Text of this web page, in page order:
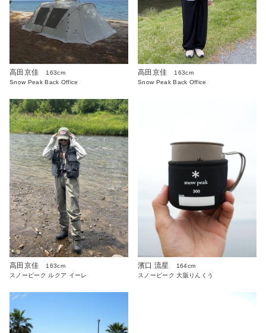
高田京佳
163cm
Snow Peak Back Office
高田京佳
163cm
Snow Peak Back Office
高田京佳
163cm
スノーピーク ルクア イーレ
濱口 流星
164cm
スノーピーク 大阪りんくう